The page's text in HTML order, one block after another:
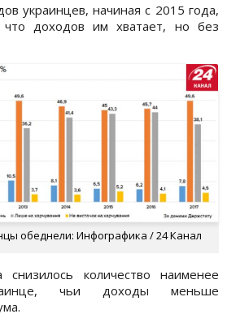
украинцев, начиная с 2015 года,
что доходов им хватает, но без
обеднели: Инфографика / 24 Канал
количество наименее
чьи доходы меньше